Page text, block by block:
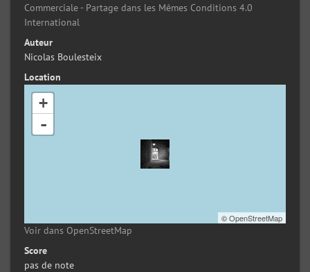
Commerciale - Partage dans les Mêmes Conditions 4.0
International
Auteur
Nicolas Boulesteix
Location
+
-
©OpenStreetMap
Voir dans OpenStreetMap
Score
pas de note